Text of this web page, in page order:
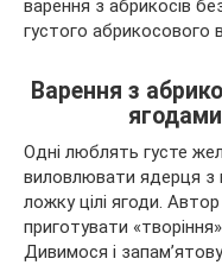
Варення з
Одні люблять густе
виловлювати ядерця з
ложку цілі ягоди.
приготувати
Дивимося і